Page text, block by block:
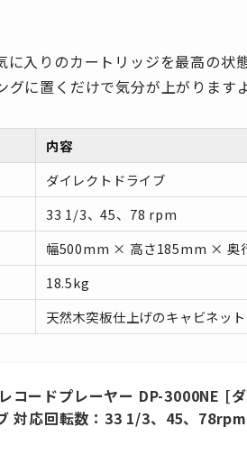
に入りのカートリッジを最高の状
に置くだけで気分が上がりますよ
内容
ダイレクトドライブ
33 1/3、45、78 rpm
幅500mm × 高さ185mm × 奥
18.5kg
天然木突板仕上げのキャビネッ
コードプレーヤー DP-3000NE [
対応回転数：33 1/3、45、